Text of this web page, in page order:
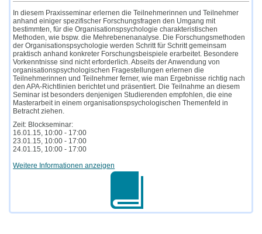
In diesem Praxisseminar erlernen die Teilnehmerinnen und Teilnehmer
anhand einiger spezifischer Forschungsfragen den Umgang mit
bestimmten, für die Organisationspsychologie charakteristischen
Methoden, wie bspw. die Mehrebenenanalyse. Die Forschungsmethoden
der Organisationspsychologie werden Schritt für Schritt gemeinsam
praktisch anhand konkreter Forschungsbeispiele erarbeitet. Besondere
Vorkenntnisse sind nicht erforderlich. Abseits der Anwendung von
organisationspsychologischen Fragestellungen erlernen die
Teilnehmerinnen und Teilnehmer ferner, wie man Ergebnisse richtig nach
den APA-Richtlinien berichtet und präsentiert. Die Teilnahme an diesem
Seminar ist besonders denjenigen Studierenden empfohlen, die eine
Masterarbeit in einem organisationspsychologischen Themenfeld in
Betracht ziehen.
Zeit: Blockseminar:
16.01.15, 10:00 - 17:00
23.01.15, 10:00 - 17:00
24.01.15, 10:00 - 17:00
Weitere Informationen anzeigen